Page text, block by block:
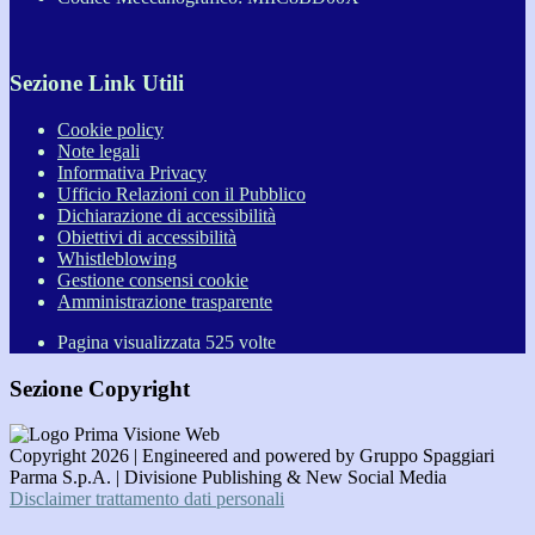
Sezione Link Utili
Cookie policy
Note legali
Informativa Privacy
Ufficio Relazioni con il Pubblico
Dichiarazione di accessibilità
Obiettivi di accessibilità
Whistleblowing
Gestione consensi cookie
Amministrazione trasparente
Pagina visualizzata 525 volte
Sezione Copyright
Copyright 2026 | Engineered and powered by Gruppo Spaggiari
Parma S.p.A. | Divisione Publishing & New Social Media
Disclaimer trattamento dati personali